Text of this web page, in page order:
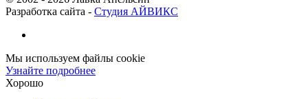
Разработка сайта - Студия АЙВИКС
Мы используем файлы cookie
Узнайте подробнее
Хорошо